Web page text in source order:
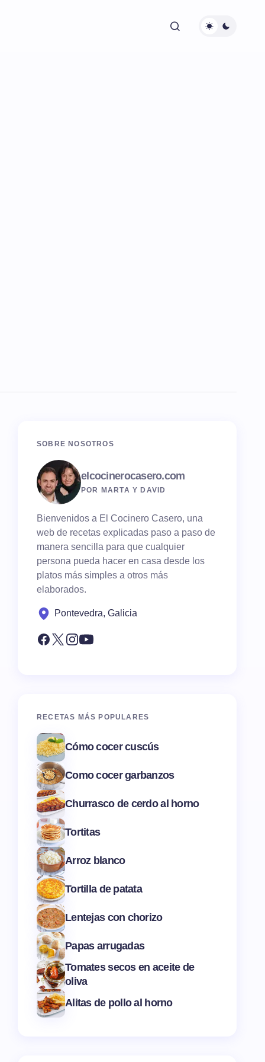
SOBRE NOSOTROS
elcocinerocasero.com
POR MARTA Y DAVID
Bienvenidos a El Cocinero Casero, una
web de recetas explicadas paso a paso de
manera sencilla para que cualquier
persona pueda hacer en casa desde los
platos más simples a otros más
elaborados.
Pontevedra, Galicia
RECETAS MÁS POPULARES
Cómo cocer cuscús
Como cocer garbanzos
Churrasco de cerdo al horno
Tortitas
Arroz blanco
Tortilla de patata
Lentejas con chorizo
Papas arrugadas
Tomates secos en aceite de
oliva
Alitas de pollo al horno